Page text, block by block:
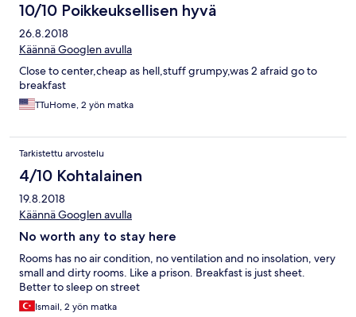
10/10 Poikkeuksellisen hyvä
26.8.2018
Käännä Googlen avulla
Close to center,cheap as hell,stuff grumpy,was 2 afraid go to
breakfast
TTuHome, 2 yön matka
Tarkistettu arvostelu
4/10 Kohtalainen
19.8.2018
Käännä Googlen avulla
No worth any to stay here
Rooms has no air condition, no ventilation and no insolation, very
small and dirty rooms. Like a prison. Breakfast is just sheet.
Better to sleep on street
Ismail, 2 yön matka